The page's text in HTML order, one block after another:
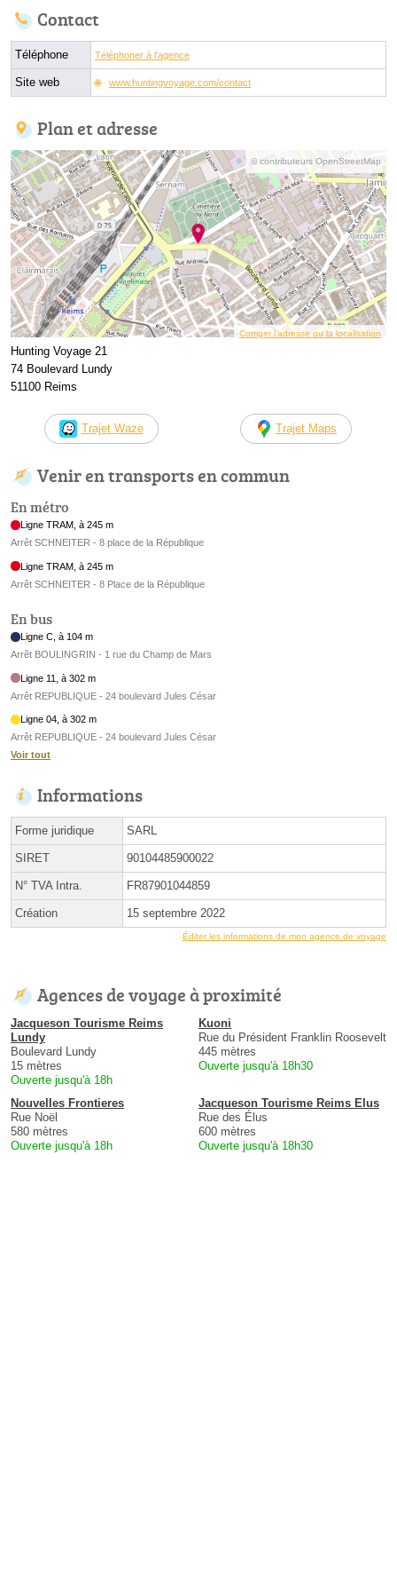
Contact
Téléphone Téléphoner à l'agence
Site web www.huntingvoyage.com/contact
Plan et adresse
© contributeurs OpenStreetMap
Corriger l’adresse ou la localisation
Hunting Voyage 21
74 Boulevard Lundy
51100 Reims
Trajet Waze Trajet Maps
Venir en transports en commun
En métro
Ligne TRAM, à 245 m
Arrêt SCHNEITER - 8 place de la République
Ligne TRAM, à 245 m
Arrêt SCHNEITER - 8 Place de la République
En bus
Ligne C, à 104 m
Arrêt BOULINGRIN - 1 rue du Champ de Mars
Ligne 11, à 302 m
Arrêt REPUBLIQUE - 24 boulevard Jules César
Ligne 04, à 302 m
Arrêt REPUBLIQUE - 24 boulevard Jules César
Voir tout
Informations
Forme juridique SARL
SIRET 90104485900022
N° TVA Intra. FR87901044859
Création 15 septembre 2022
Éditer les informations de mon agence de voyage
Agences de voyage à proximité
Jacqueson Tourisme Reims
Lundy
Boulevard Lundy
15 mètres
Ouverte jusqu'à 18h
Kuoni
Rue du Président Franklin Roosevelt
445 mètres
Ouverte jusqu'à 18h30
Nouvelles Frontieres
Rue Noël
580 mètres
Ouverte jusqu'à 18h
Jacqueson Tourisme Reims Elus
Rue des Élus
600 mètres
Ouverte jusqu'à 18h30